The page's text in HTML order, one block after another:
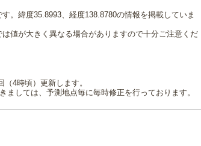
。緯度35.8993、経度138.8780の情報を掲載していま
値が大きく異なる場合がありますので十分ご注意くだ
4時頃）更新します。
しては、予測地点毎に毎時修正を行っております。